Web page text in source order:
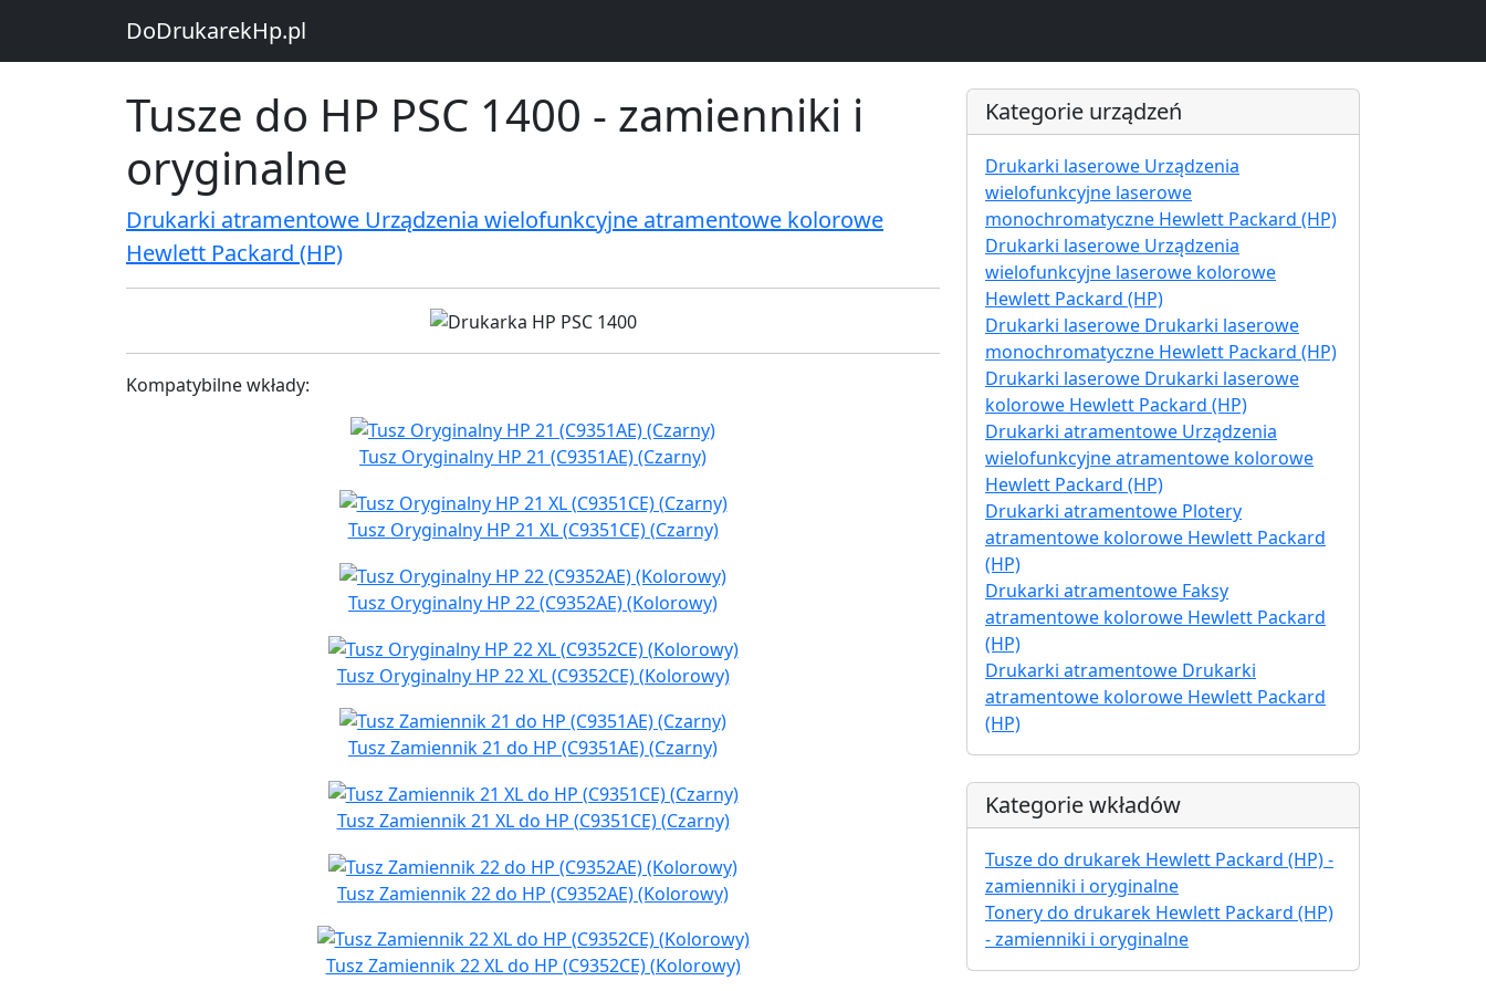
DoDrukarekHp.pl
Tusze do HP PSC 1400 - zamienniki i
oryginalne
Drukarki atramentowe Urządzenia wielofunkcyjne atramentowe kolorowe
Hewlett Packard (HP)
Kompatybilne wkłady:
Tusz Oryginalny HP 21 (C9351AE) (Czarny)
Tusz Oryginalny HP 21 XL (C9351CE) (Czarny)
Tusz Oryginalny HP 22 (C9352AE) (Kolorowy)
Tusz Oryginalny HP 22 XL (C9352CE) (Kolorowy)
Tusz Zamiennik 21 do HP (C9351AE) (Czarny)
Tusz Zamiennik 21 XL do HP (C9351CE) (Czarny)
Tusz Zamiennik 22 do HP (C9352AE) (Kolorowy)
Tusz Zamiennik 22 XL do HP (C9352CE) (Kolorowy)
Kategorie urządzeń
Drukarki laserowe Urządzenia
wielofunkcyjne laserowe
monochromatyczne Hewlett Packard (HP)
Drukarki laserowe Urządzenia
wielofunkcyjne laserowe kolorowe
Hewlett Packard (HP)
Drukarki laserowe Drukarki laserowe
monochromatyczne Hewlett Packard (HP)
Drukarki laserowe Drukarki laserowe
kolorowe Hewlett Packard (HP)
Drukarki atramentowe Urządzenia
wielofunkcyjne atramentowe kolorowe
Hewlett Packard (HP)
Drukarki atramentowe Plotery
atramentowe kolorowe Hewlett Packard
(HP)
Drukarki atramentowe Faksy
atramentowe kolorowe Hewlett Packard
(HP)
Drukarki atramentowe Drukarki
atramentowe kolorowe Hewlett Packard
(HP)
Kategorie wkładów
Tusze do drukarek Hewlett Packard (HP) -
zamienniki i oryginalne
Tonery do drukarek Hewlett Packard (HP)
- zamienniki i oryginalne